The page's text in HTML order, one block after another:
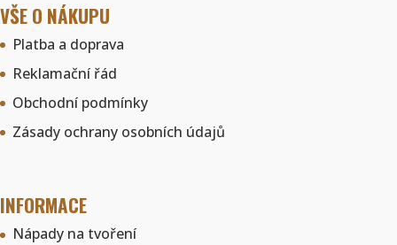
VŠE O NÁKUPU
Platba a doprava
Reklamační řád
Obchodní podmínky
Zásady ochrany osobních údajů
INFORMACE
Nápady na tvoření